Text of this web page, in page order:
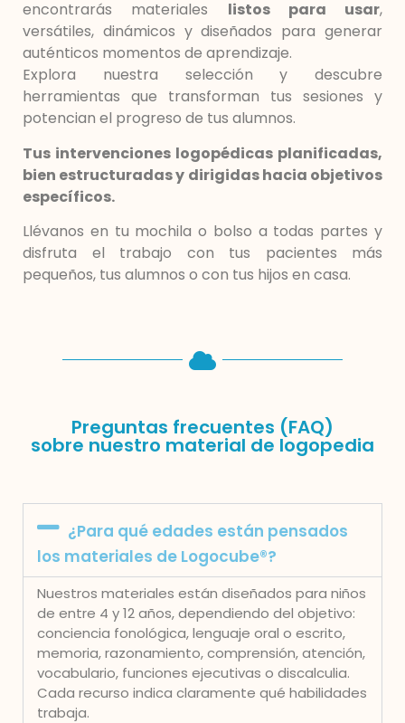
encontrarás materiales listos para usar,
versátiles, dinámicos y diseñados para generar
auténticos momentos de aprendizaje.
Explora nuestra selección y descubre
herramientas que transforman tus sesiones y
potencian el progreso de tus alumnos.
Tus intervenciones logopédicas planificadas,
bien estructuradas y dirigidas hacia objetivos
específicos.
Llévanos en tu mochila o bolso a todas partes y
disfruta el trabajo con tus pacientes más
pequeños, tus alumnos o con tus hijos en casa.
Preguntas frecuentes (FAQ)
sobre nuestro material de logopedia
¿Para qué edades están pensados
los materiales de Logocube®?
Nuestros materiales están diseñados para niños
de entre 4 y 12 años, dependiendo del objetivo:
conciencia fonológica, lenguaje oral o escrito,
memoria, razonamiento, comprensión, atención,
vocabulario, funciones ejecutivas o discalculia.
Cada recurso indica claramente qué habilidades
trabaja.